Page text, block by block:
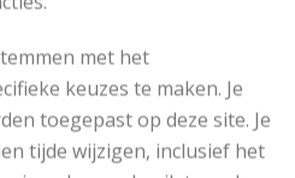
met het
keuzes te maken. Je
toegepast op deze site. Je
tijde wijzigen, inclusief het
POSTS